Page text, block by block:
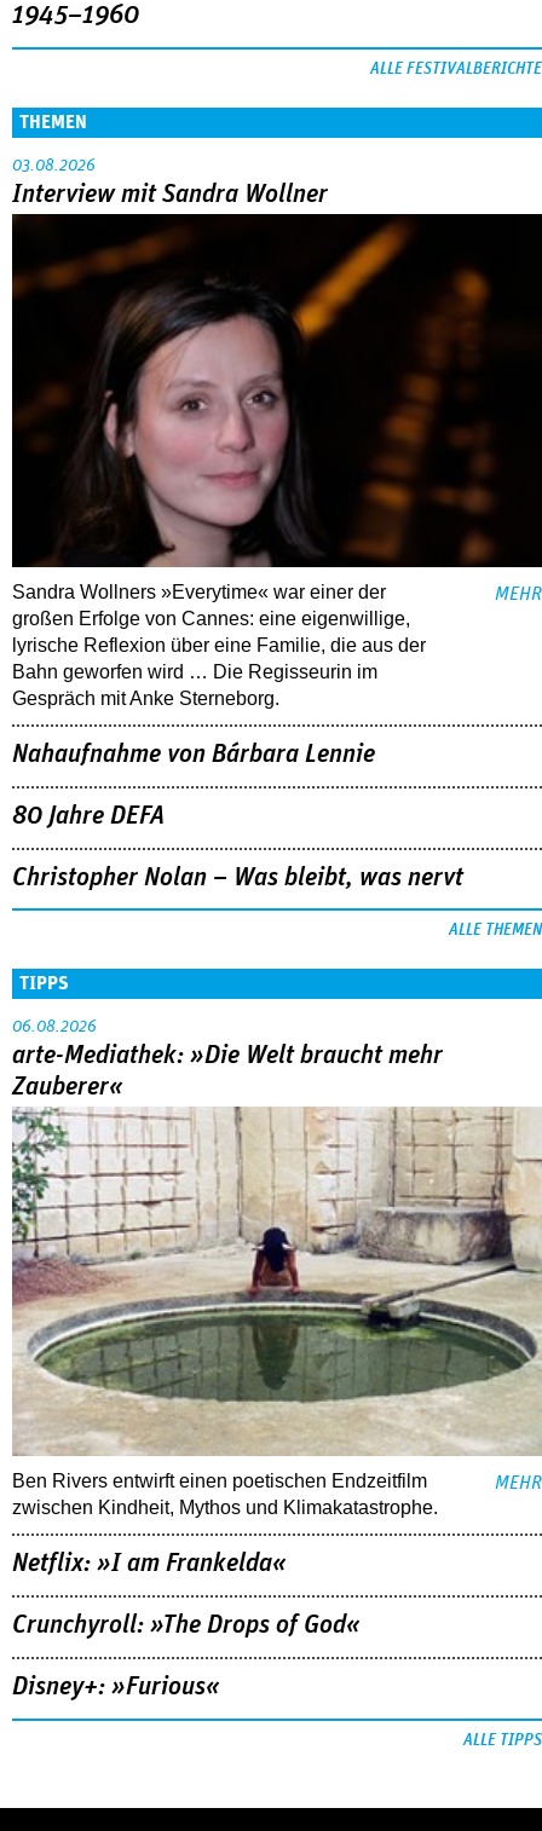
1945–1960
ALLE FESTIVALBERICHTE
THEMEN
03.08.2026
Interview mit Sandra Wollner
Sandra Wollners »Everytime« war einer der
großen Erfolge von Cannes: eine eigenwillige,
lyrische Reflexion über eine ­Familie, die aus der
Bahn geworfen wird … Die Regisseurin im
Gespräch mit Anke Sterneborg.
MEHR
Nahaufnahme von Bárbara Lennie
80 Jahre DEFA
Christopher Nolan – Was bleibt, was nervt
ALLE THEMEN
TIPPS
06.08.2026
arte-Mediathek: »Die Welt braucht mehr
Zauberer«
Ben Rivers entwirft einen poetischen Endzeitfilm
zwischen Kindheit, Mythos und Klimakatastrophe.
MEHR
Netflix: »I am Frankelda«
Crunchyroll: »The Drops of God«
Disney+: »Furious«
ALLE TIPPS